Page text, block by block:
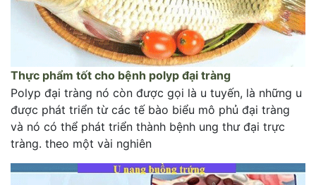
Thực phẩm tốt cho bệnh polyp đại tràng
Polyp đại tràng nó còn được gọi là u tuyến, là những u
được phát triển từ các tế bào biểu mô phủ đại tràng
và nó có thể phát triển thành bệnh ung thư đại trực
tràng. theo một vài nghiên